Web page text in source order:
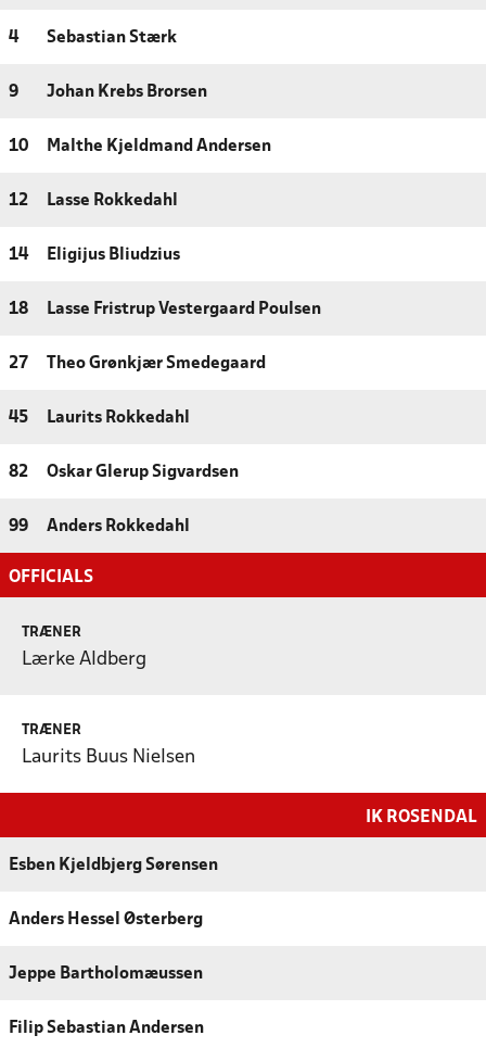
4 Sebastian Stærk
9 Johan Krebs Brorsen
10 Malthe Kjeldmand Andersen
12 Lasse Rokkedahl
14 Eligijus Bliudzius
18 Lasse Fristrup Vestergaard Poulsen
27 Theo Grønkjær Smedegaard
45 Laurits Rokkedahl
82 Oskar Glerup Sigvardsen
99 Anders Rokkedahl
OFFICIALS
TRÆNER
Lærke Aldberg
TRÆNER
Laurits Buus Nielsen
IK ROSENDAL
Esben Kjeldbjerg Sørensen
Anders Hessel Østerberg
Jeppe Bartholomæussen
Filip Sebastian Andersen